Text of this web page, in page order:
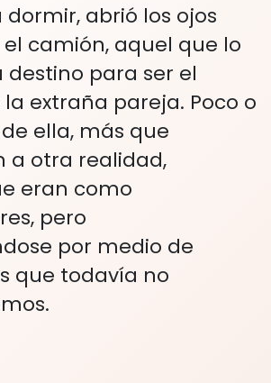
dormir, abrió los ojos
camión, aquel que lo
destino para ser el
extraña pareja. Poco o
ella, más que
a otra realidad,
eran como
pero
por medio de
que todavía no